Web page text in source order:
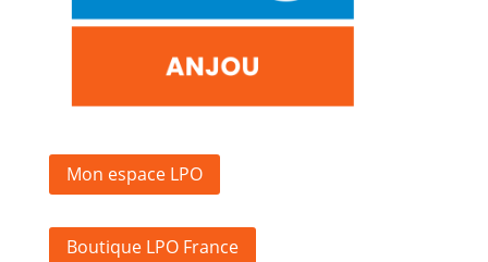
Mon espace LPO
Boutique LPO France